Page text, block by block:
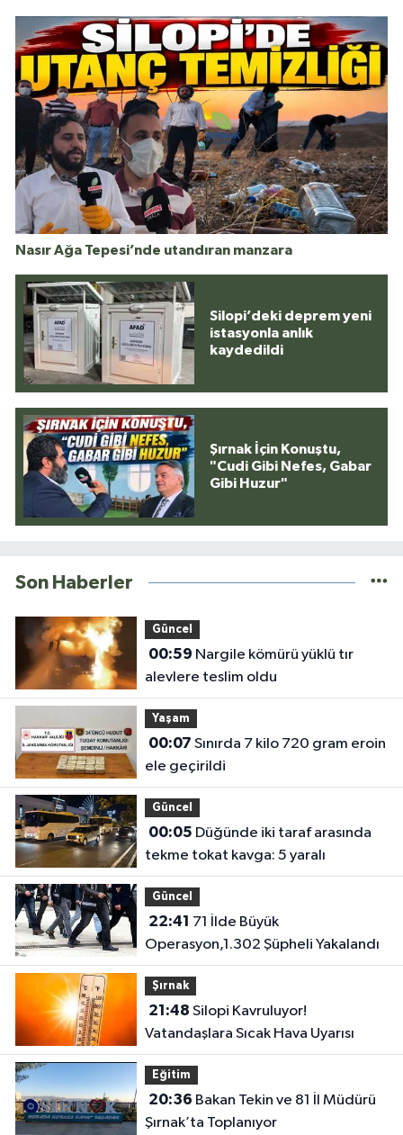
Nasır Ağa Tepesi’nde utandıran manzara
Silopi’deki deprem yeni
istasyonla anlık
kaydedildi
Şırnak İçin Konuştu,
"Cudi Gibi Nefes, Gabar
Gibi Huzur"
Son Haberler
Güncel
00:59
alevlere teslim oldu
Yaşam
00:07
ele geçirildi
Güncel
00:05
tekme tokat kavga: 5 yaralı
Güncel
22:41
Operasyon,1.302 Şüpheli Yakalandı
Şırnak
21:48
Vatandaşlara Sıcak Hava Uyarısı
Eğitim
20:36
Şırnak’ta Toplanıyor